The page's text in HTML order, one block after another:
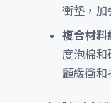
衝墊，加
複合材料
度泡棉
顧緩衝和